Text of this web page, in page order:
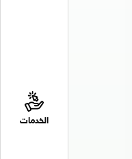
الخدمات